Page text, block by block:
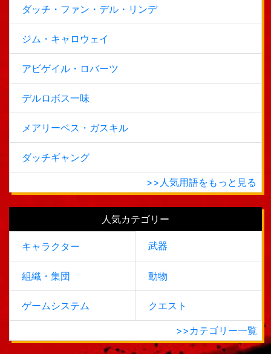
ダッチ・ファン・デル・リンデ
ジム・キャロウェイ
アビゲイル・ロバーツ
デルロボス一味
メアリーベス・ガスキル
ダッチギャング
>>人気用語をもっと見る
人気カテゴリー
キャラクター 武器
組織・集団 動物
ゲームシステム クエスト
>>カテゴリー一覧